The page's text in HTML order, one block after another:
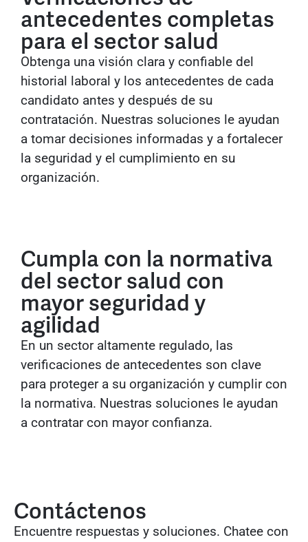
antecedentes completas
para el sector salud
Obtenga una visión clara y confiable del
historial laboral y los antecedentes de cada
candidato antes y después de su
contratación. Nuestras soluciones le ayudan
a tomar decisiones informadas y a fortalecer
la seguridad y el cumplimiento en su
organización.
Cumpla con la normativa
del sector salud con
mayor seguridad y
agilidad
En un sector altamente regulado, las
verificaciones de antecedentes son clave
para proteger a su organización y cumplir con
la normativa. Nuestras soluciones le ayudan
a contratar con mayor confianza.
Contáctenos
Encuentre respuestas y soluciones. Chatee con